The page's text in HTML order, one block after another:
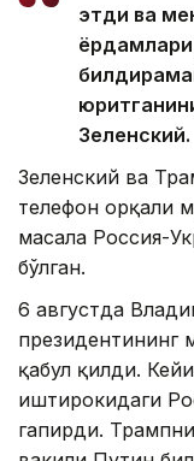
этди ва
Зеленский.
Зеленский ва
телефон орқали
масала Россия-
бўлган.
6 августда
президентининг
қабул қилди.
иштирокидаги
гапирди.